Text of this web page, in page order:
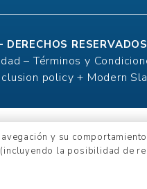
DERECHOS RESERVADOS
– Términos y
policy + Modern
y su
la posibilidad de